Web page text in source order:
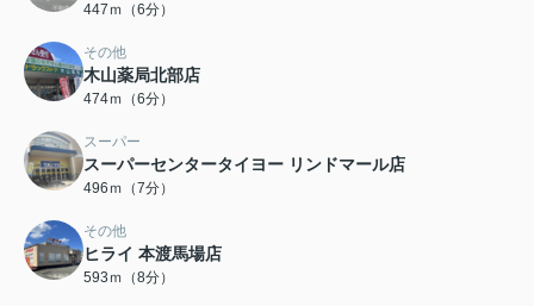
447ｍ（6分）
その他
木山薬局北部店
474ｍ（6分）
スーパー
スーパーセンタータイヨー リンドマール店
496ｍ（7分）
その他
ヒライ 本渡馬場店
593ｍ（8分）